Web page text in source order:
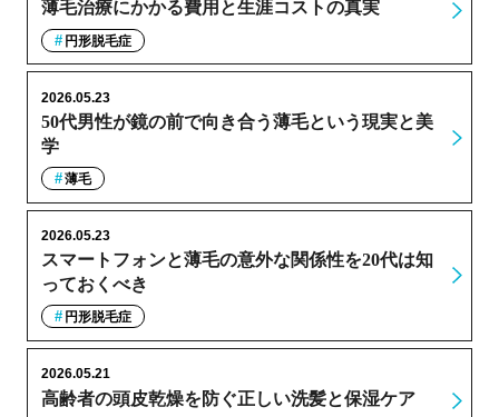
薄毛治療にかかる費用と生涯コストの真実
円形脱毛症
50代男性が鏡の前で向き合う薄毛という現実と美
学
2026.05.23
薄毛
スマートフォンと薄毛の意外な関係性を20代は知
っておくべき
2026.05.23
円形脱毛症
高齢者の頭皮乾燥を防ぐ正しい洗髪と保湿ケア
2026.05.21